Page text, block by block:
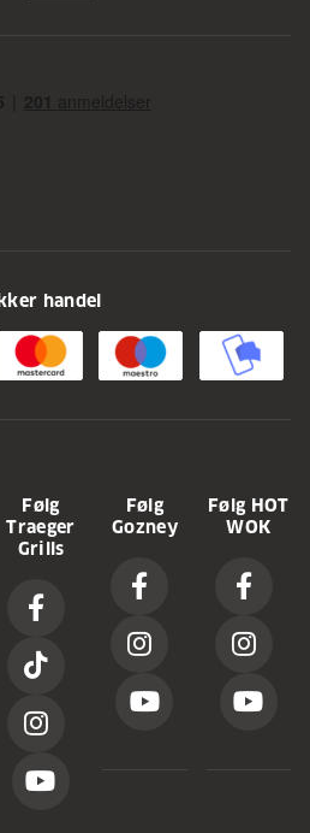
handel
Følg
Traeger
Grills
Følg
Gozney
Følg HOT
WOK